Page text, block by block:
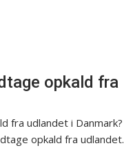
opkald fra
fra udlandet i Danmark?
opkald fra udlandet.